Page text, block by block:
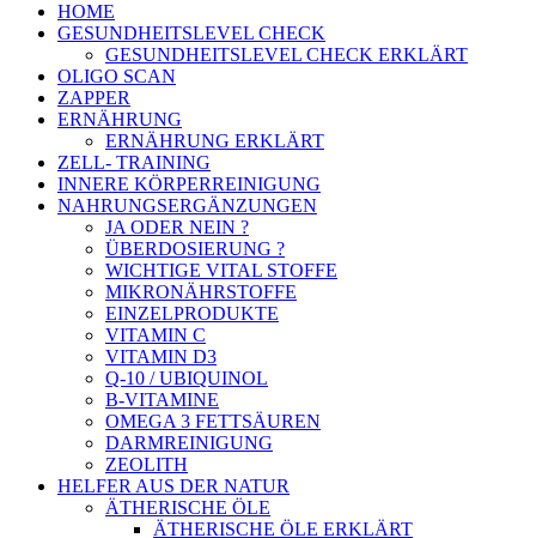
HOME
GESUNDHEITSLEVEL CHECK
GESUNDHEITSLEVEL CHECK ERKLÄRT
OLIGO SCAN
ZAPPER
ERNÄHRUNG
ERNÄHRUNG ERKLÄRT
ZELL- TRAINING
INNERE KÖRPERREINIGUNG
NAHRUNGSERGÄNZUNGEN
JA ODER NEIN ?
ÜBERDOSIERUNG ?
WICHTIGE VITAL STOFFE
MIKRONÄHRSTOFFE
EINZELPRODUKTE
VITAMIN C
VITAMIN D3
Q-10 / UBIQUINOL
B-VITAMINE
OMEGA 3 FETTSÄUREN
DARMREINIGUNG
ZEOLITH
HELFER AUS DER NATUR
ÄTHERISCHE ÖLE
ÄTHERISCHE ÖLE ERKLÄRT